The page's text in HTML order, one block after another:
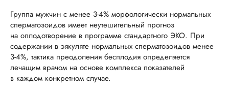
Группа мужчин с менее 3-4% морфологически нормальных
сперматозоидов имеет неутешительный прогноз
на оплодотворение в программе стандартного ЭКО. При
содержании в эякуляте нормальных сперматозоидов менее
3-4%, тактика преодоления бесплодия определяется
лечащим врачом на основе комплекса показателей
в каждом конкретном случае.